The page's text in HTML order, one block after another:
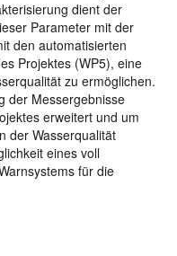
dient der
Parameter mit der
den automatisierten
Projektes (WP5), eine
zu ermöglichen.
der Messergebnisse
erweitert und um
der Wasserqualität
eines voll
für die